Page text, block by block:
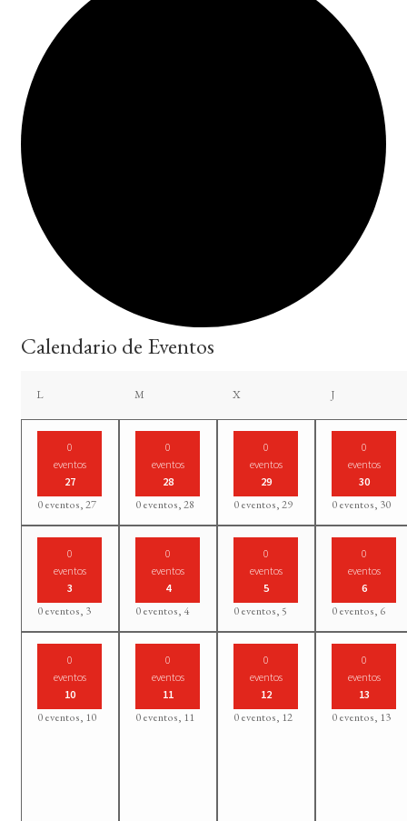
Calendario de Eventos
Llunes Mmartes Xmiércoles Jjueves
0
eventos
27
0 eventos,27
0
eventos
28
0 eventos,28
0
eventos
29
0 eventos,29
0
eventos
30
0 eventos, 30
0
eventos
3
0 eventos, 3
0
eventos
4
0 eventos, 4
0
eventos
5
0 eventos,5
0
eventos
6
0 eventos, 6
0
eventos
10
0 eventos, 10
0
eventos
11
0 eventos, 11
0
eventos
12
0 eventos, 12
0
eventos
13
0 eventos, 13